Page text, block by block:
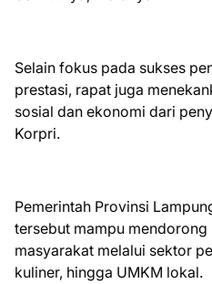
Selain fokus pada sukses
prestasi, rapat juga
sosial dan ekonomi dari
Korpri.
Pemerintah Provinsi
tersebut mampu
masyarakat melalui sektor
kuliner, hingga UMKM lokal.